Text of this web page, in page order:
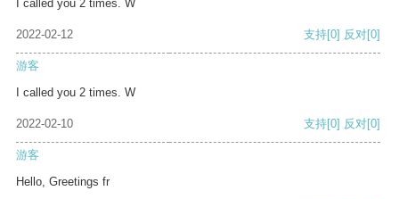
I called you 2 times. W
2022-02-12 支持[0] 反对[0]
游客
I called you 2 times. W
2022-02-10 支持[0] 反对[0]
游客
Hello, Greetings fr